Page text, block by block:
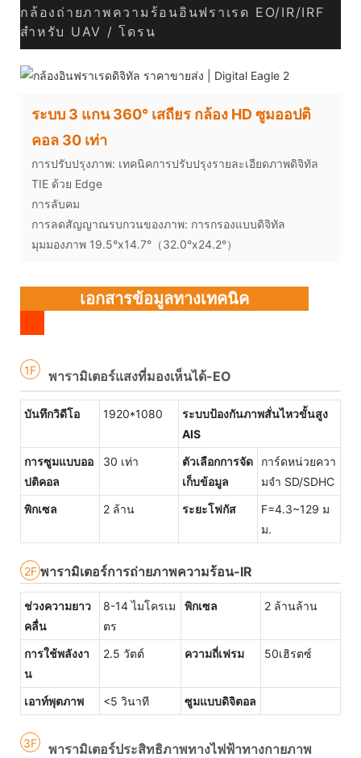
กล้องถ่ายภาพความร้อนอินฟราเรด EO/IR/IRF
สำหรับ UAV / โดรน
ระบบ 3 แกน 360° เสถียร กล้อง HD ซูมออปติ
คอล 30 เท่า
การปรับปรุงภาพ: เทคนิคการปรับปรุงรายละเอียดภาพดิจิทัล
TIE ด้วย Edge
การลับคม
การลดสัญญาณรบกวนของภาพ: การกรองแบบดิจิทัล
มุมมองภาพ 19.5°x14.7°（32.0°x24.2°）
เอกสารข้อมูลทางเทคนิค
1F พารามิเตอร์แสงที่มองเห็นได้-EO
บันทึกวิดีโอ 1920*1080
ระบบป้องกันภาพสั่นไหวขั้นสูง
AIS
การซูมแบบออ
ปติคอล
30 เท่า
ตัวเลือกการจัด
เก็บข้อมูล
การ์ดหน่วยควา
มจำ SD/SDHC
พิกเซล
2 ล้าน ระยะโฟกัส
F=4.3~129 ม
ม.
2F พารามิเตอร์การถ่ายภาพความร้อน-IR
ช่วงความยาว
คลื่น
8-14 ไมโครเม
ตร
พิกเซล 2 ล้านล้าน
การใช้พลังงา
น
2.5 วัตต์ ความถี่เฟรม 50เฮิรตซ์
เอาท์พุตภาพ <5 วินาที ซูมแบบดิจิตอล
3F พารามิเตอร์ประสิทธิภาพทางไฟฟ้าทางกายภาพ